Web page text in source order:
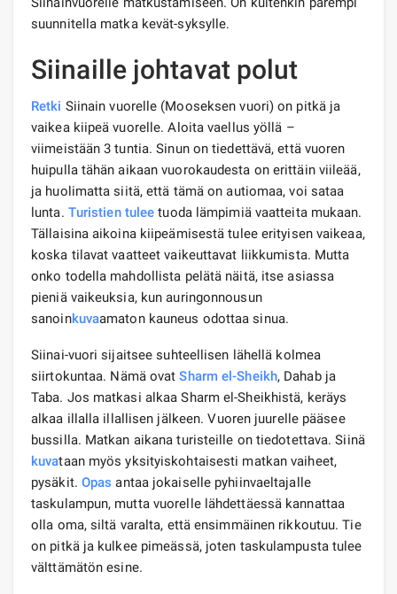
suunnitella matka kevät-syksylle.
Siinaille johtavat polut
Retki Siinain vuorelle (Mooseksen vuori) on pitkä ja
vaikea kiipeä vuorelle. Aloita vaellus yöllä –
viimeistään 3 tuntia. Sinun on tiedettävä, että vuoren
huipulla tähän aikaan vuorokaudesta on erittäin viileää,
ja huolimatta siitä, että tämä on autiomaa, voi sataa
lunta. Turistien tulee tuoda lämpimiä vaatteita mukaan.
Tällaisina aikoina kiipeämisestä tulee erityisen vaikeaa,
koska tilavat vaatteet vaikeuttavat liikkumista. Mutta
onko todella mahdollista pelätä näitä, itse asiassa
pieniä vaikeuksia, kun auringonnousun
sanoinkuvaamaton kauneus odottaa sinua.
Siinai-vuori sijaitsee suhteellisen lähellä kolmea
siirtokuntaa. Nämä ovatSharm el-Sheikh, Dahab ja
Taba. Jos matkasi alkaa Sharm el-Sheikhistä, keräys
alkaa illalla illallisen jälkeen. Vuoren juurelle pääsee
bussilla. Matkan aikana turisteille on tiedotettava. Siinä
kuvataan myös yksityiskohtaisesti matkan vaiheet,
pysäkit. Opas antaa jokaiselle pyhiinvaeltajalle
taskulampun, mutta vuorelle lähdettäessä kannattaa
olla oma, siltä varalta, että ensimmäinen rikkoutuu. Tie
on pitkä ja kulkee pimeässä, joten taskulampusta tulee
välttämätön esine.